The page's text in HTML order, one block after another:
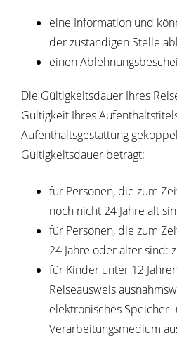
eine Information und
der zuständigen Stelle
einen
Die Gültigkeitsdauer Ihres
Gültigkeit Ihres
Aufenthaltsgestattung
Gültigkeitsdauer beträgt:
für Personen, die zum
noch nicht 24 Jahre alt
für Personen, die zum
24 Jahre oder älter sind:
für Kinder unter 12
Reiseausweis
elektronisches Speicher-
Verarbeitungsmedium